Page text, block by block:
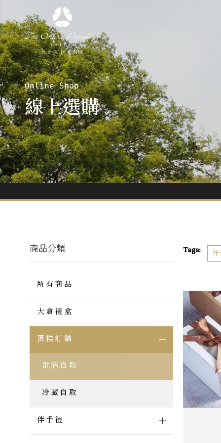
Online Shop
線上選購
商品分類
所有商品
大倉禮盒
蛋糕訂購
常溫自取
冷藏自取
伴手禮
Tags: 伴